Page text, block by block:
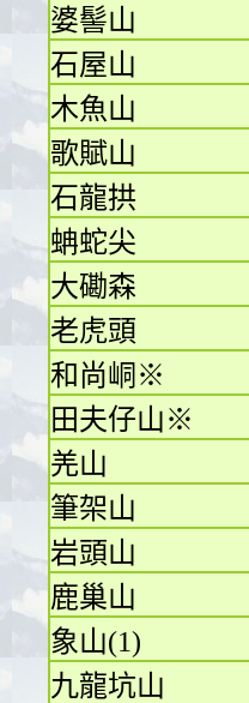
婆髻山
石屋山
木魚山
歌賦山
石龍拱
蚺蛇尖
大磡森
老虎頭
和尚峒※
田夫仔山※
羌山
筆架山
岩頭山
鹿巢山
象山(1)
九龍坑山